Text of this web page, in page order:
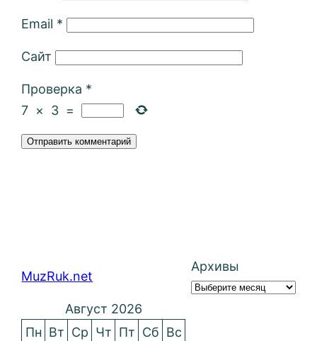
Email *
Сайт
Проверка *
7 × 3 =
MuzRuk.net
Архивы
Август 2026
Пн Вт Ср Чт Пт Сб Вс